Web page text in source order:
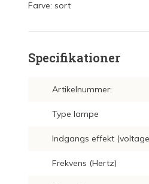
Farve: sort
Specifikationer
Artikelnummer:
Type lampe
Indgangs effekt
Frekvens (Hertz)